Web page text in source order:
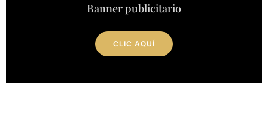
Banner publicitario
CLIC AQUÍ